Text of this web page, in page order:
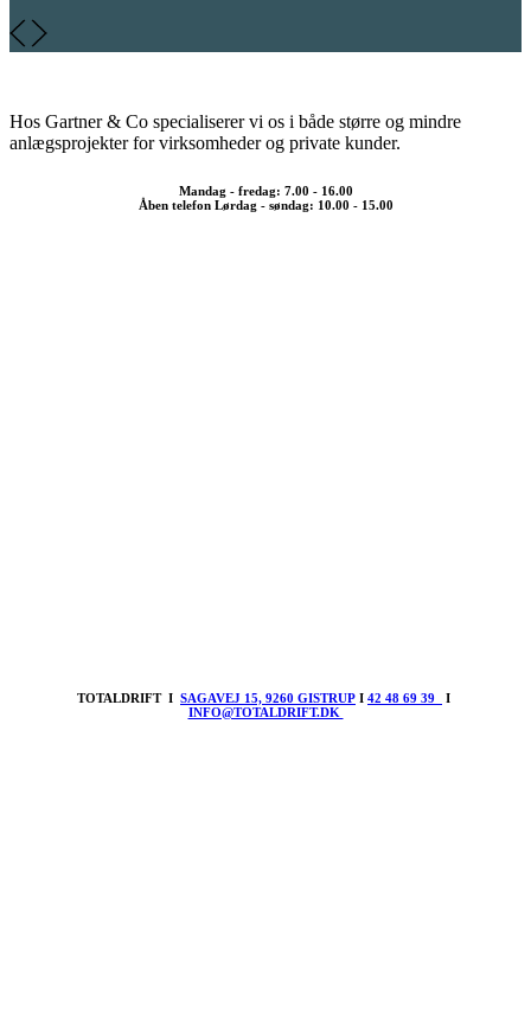
Hos Gartner & Co specialiserer vi os i både større og mindre
anlægsprojekter for virksomheder og private kunder.
Mandag - fredag: 7.00 - 16.00
Åben telefon Lørdag - søndag: 10.00 - 15.00
TOTALDRIFT I SAGAVEJ 15, 9260 GISTRUP I 42 48 69 39
I
INFO@TOTALDRIFT.DK